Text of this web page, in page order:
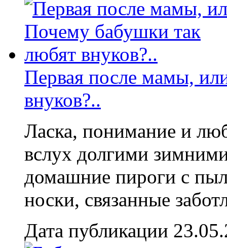
Первая после мамы,
внуков?..
Ласка, понимание и
вслух долгими
домашние пироги с
носки, связанные
Дата публикации